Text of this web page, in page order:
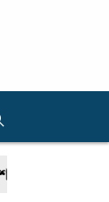
ফিরে